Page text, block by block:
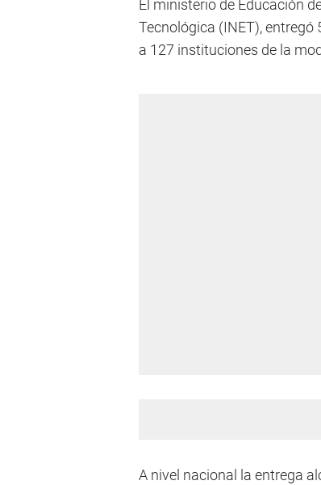
El ministerio de Educación
Tecnológica (INET),
a 127 instituciones de la
A nivel nacional la entrega